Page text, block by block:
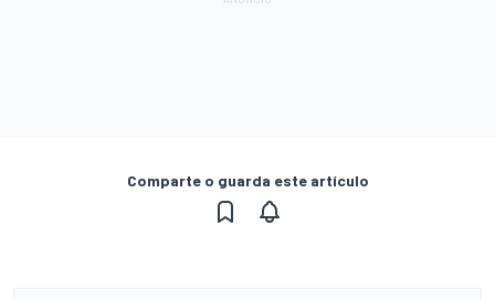
Comparte o guarda este artículo